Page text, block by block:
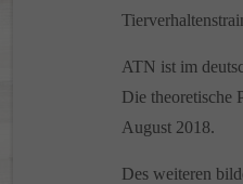
ATN ist im
Die theoretische
August 2018.
Des weiteren